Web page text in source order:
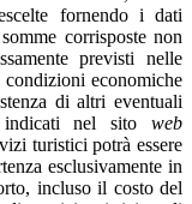
fornendo i dati
corrisposte non
previsti nelle
economiche
di altri eventuali
nel sito web
turistici potrà essere
esclusivamente in
incluso il costo del